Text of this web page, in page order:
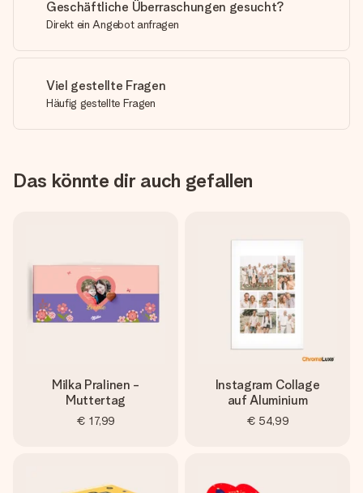
Geschäftliche Überraschungen gesucht?
Direkt ein Angebot anfragen
Viel gestellte Fragen
Häufig gestellte Fragen
Das könnte dir auch gefallen
Milka Pralinen -
Muttertag
€ 17,99
Instagram Collage
auf Aluminium
€ 54,99